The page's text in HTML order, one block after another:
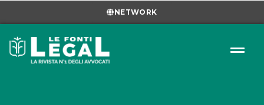
NETWORK